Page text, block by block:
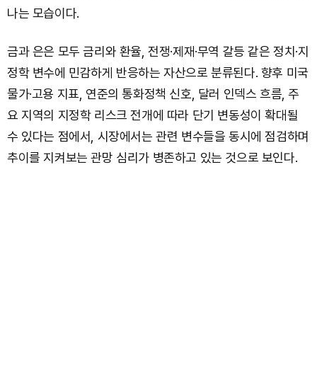
나는 모습이다.
금과 은은 모두 금리와 환율, 전쟁·제재·무역 갈등 같은 정치·지
정학 변수에 민감하게 반응하는 자산으로 분류된다. 향후 미국
물가·고용 지표, 연준의 통화정책 신호, 달러 인덱스 흐름, 주
요 지역의 지정학 리스크 전개에 따라 단기 변동성이 확대될
수 있다는 점에서, 시장에서는 관련 변수들을 동시에 점검하며
추이를 지켜보는 관망 심리가 병존하고 있는 것으로 보인다.